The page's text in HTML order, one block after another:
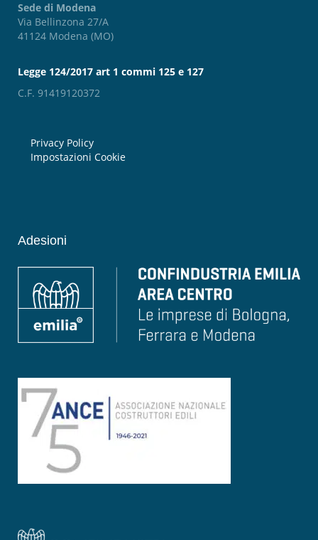
Sede di Modena
Via Bellinzona 27/A
41124 Modena (MO)
Legge 124/2017 art 1 commi 125 e 127
C.F. 91419120372
Privacy Policy
Impostazioni Cookie
Adesioni